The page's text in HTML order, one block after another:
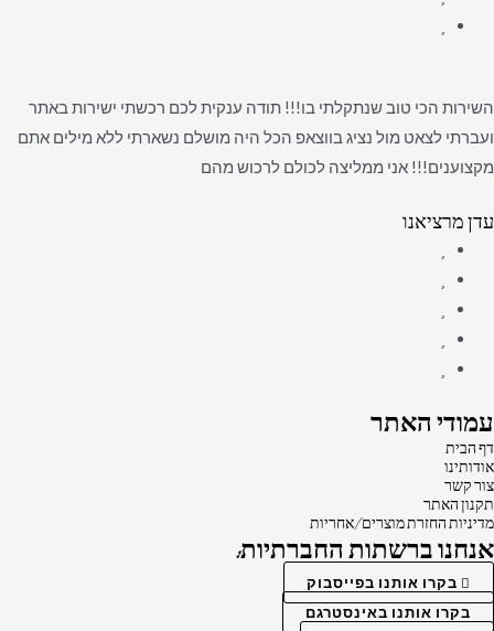
השירות הכי טוב שנתקלתי בו!!! תודה ענקית לכם רכשתי ישירות באתר
ועברתי לצאט מול נציג בווצאפ הכל היה מושלם נשארתי ללא מילים אתם
מקצוענים!!! אני ממליצה לכולם לרכוש מהם
עדן מרציאנו
עמודי האתר
דף הבית
אודותינו
צור קשר
תקנון האתר
מדיניות החזרת מוצרים/אחריות
אנחנו ברשתות החברתיות:
בקרו אותנו בפייסבוק
בקרו אותנו באינסטרגם